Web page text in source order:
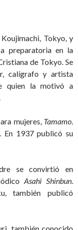
Tokyo, y
preparatoria en la
de Tokyo. Se
calígrafo y artista
quien la motivó a
mujeres, Tamamo.
. En 1937 publicó su
se convirtió en
Asahi Shinbun.
también publicó